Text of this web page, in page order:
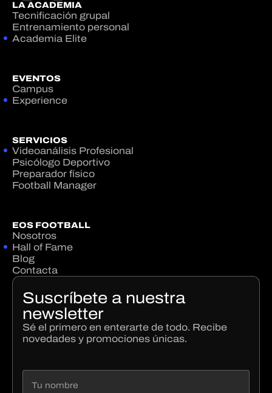
LA ACADEMIA
Tecnificación grupal
Entrenamiento personal
Academia Elite
EVENTOS
Campus
Experience
SERVICIOS
Videoanálisis Profesional
Psicólogo Deportivo
Preparador físico
Football Manager
EOS FOOTBALL
Nosotros
Hall of Fame
Blog
Contacta
Suscríbete a nuestra
newsletter
Sé el primero en enterarte de todo. Recibe
novedades y promociones únicas.